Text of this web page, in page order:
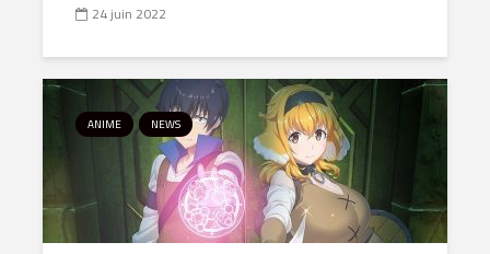
24 juin 2022
ANIME NEWS